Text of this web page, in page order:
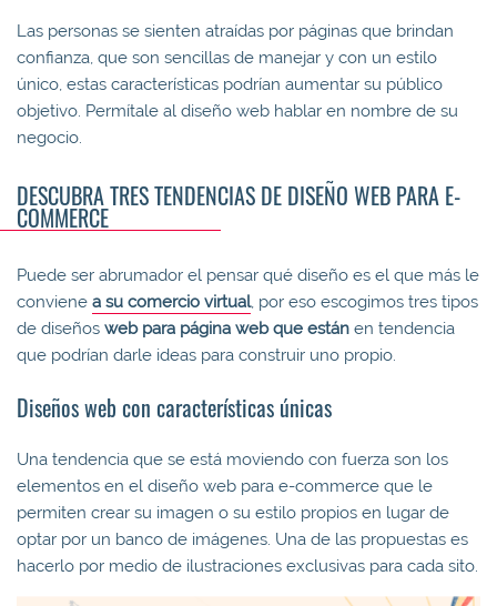
Las personas se sienten atraídas por páginas que brindan
confianza, que son sencillas de manejar y con un estilo
único, estas características podrían aumentar su público
objetivo. Permítale al diseño web hablar en nombre de su
negocio.
DESCUBRA TRES TENDENCIAS DE DISEÑO WEB PARA E-
COMMERCE
Puede ser abrumador el pensar qué diseño es el que más le
conviene a su comercio virtual, por eso escogimos tres tipos
de diseños web para página web que están en tendencia
que podrían darle ideas para construir uno propio.
Diseños web con características únicas
Una tendencia que se está moviendo con fuerza son los
elementos en el diseño web para e-commerce que le
permiten crear su imagen o su estilo propios en lugar de
optar por un banco de imágenes. Una de las propuestas es
hacerlo por medio de ilustraciones exclusivas para cada sito.